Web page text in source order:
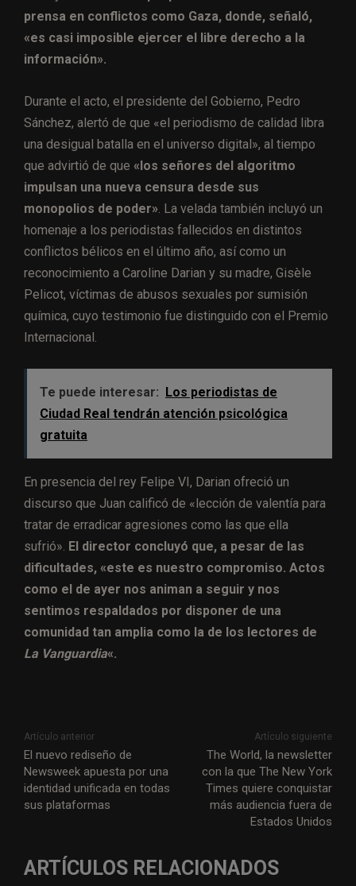
prensa en conflictos como Gaza, donde, señaló,
«es casi imposible ejercer el libre derecho a la
información».
Durante el acto, el presidente del Gobierno, Pedro
Sánchez, alertó de que «el periodismo de calidad libra
una desigual batalla en el universo digital», al tiempo
que advirtió de que «los señores del algoritmo
impulsan una nueva censura desde sus
monopolios de poder». La velada también incluyó un
homenaje a los periodistas fallecidos en distintos
conflictos bélicos en el último año, así como un
reconocimiento a Caroline Darian y su madre, Gisèle
Pelicot, víctimas de abusos sexuales por sumisión
química, cuyo testimonio fue distinguido con el Premio
Internacional.
Te puede interesar:
Los periodistas de
Ciudad Real tendrán atención psicológica
gratuita
En presencia del rey Felipe VI, Darian ofreció un
discurso que Juan calificó de «lección de valentía para
tratar de erradicar agresiones como las que ella
sufrió». El director concluyó que, a pesar de las
dificultades, «este es nuestro compromiso. Actos
como el de ayer nos animan a seguir y nos
sentimos respaldados por disponer de una
comunidad tan amplia como la de los lectores de
La Vanguardia«.
Artículo anterior
El nuevo rediseño de
Newsweek apuesta por una
identidad unificada en todas
sus plataformas
Artículo siguiente
The World, la newsletter
con la que The New York
Times quiere conquistar
más audiencia fuera de
Estados Unidos
ARTÍCULOS RELACIONADOS